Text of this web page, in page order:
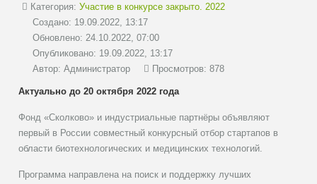
Категория:Участие в конкурсе закрыто. 2022
Создано: 19.09.2022, 13:17
Обновлено: 24.10.2022, 07:00
Опубликовано: 19.09.2022, 13:17
Автор:Администратор Просмотров: 878
Актуально до 20 октября 2022 года
Фонд «Сколково» и индустриальные партнёры объявляют
первый в России совместный конкурсный отбор стартапов в
области биотехнологических и медицинских технологий.
Программа направлена на поиск и поддержку лучших